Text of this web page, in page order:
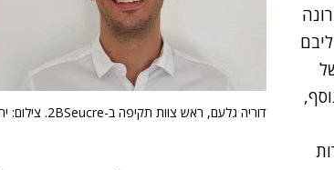
דוריה גלעם, ראש צוות תקיפה ב-2BSeucre. צילום: יח"צ